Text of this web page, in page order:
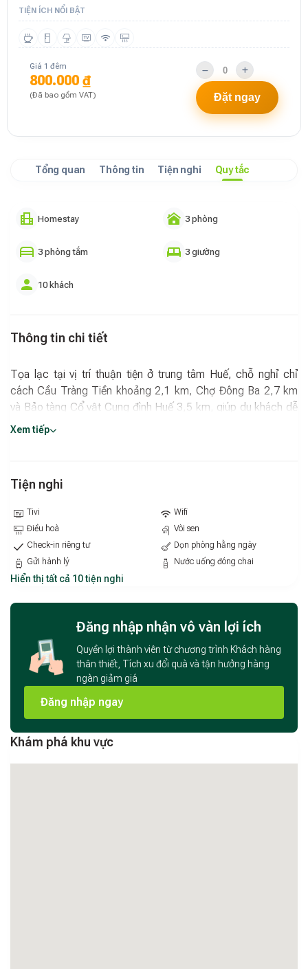
TIỆN ÍCH NỔI BẬT
Giá 1 đêm
800.000 ₫
(Đã bao gồm VAT) Đặt ngay
Tổng quan Thông tin Tiện nghi Quy tắc
Homestay 3 phòng
3 phòng tắm 3 giường
10 khách
Thông tin chi tiết
Tọa lạc tại vị trí thuận tiện ở trung tâm Huế, chỗ nghỉ chỉ
cách Cầu Tràng Tiền khoảng 2,1 km, Chợ Đông Ba 2,7 km
và Bảo tàng Cổ vật Cung đình Huế 3,5 km, giúp du khách dễ
dàng khám phá các địa điểm nổi tiếng của cố đô.
dùng cá nhân miễn phí, máy sấy tóc và dép đi trong phòng,
bạn.
Xem tiếp
Tiện nghi
Tivi
Wifi
Điều hoà
Vòi sen
Check-in riêng tư
Dọn phòng hằng ngày
Gửi hành lý
Nước uống đóng chai
Hiển thị tất cả 10 tiện nghi
Đăng nhập nhận vô vàn lợi ích
Quyền lợi thành viên từ chương trình Khách hàng
thân thiết, Tích xu đổi quà và tận hưởng hàng
ngàn giảm giá
Đăng nhập ngay
Khám phá khu vực